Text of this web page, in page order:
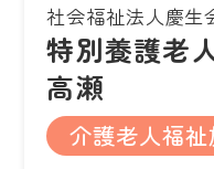
社会福祉法人慶生
特別養護老
高瀬
介護老人福